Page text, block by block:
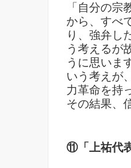
「自分の
から、すべ
り、強弁し
う考えるが
うに思いま
いう考えが
力革命を持
その結果、
⑪「上祐代